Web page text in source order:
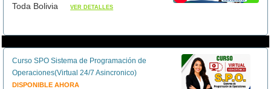
Toda BoliviaVER DETALLES
Curso SPO Sistema de Programación de
Operaciones(Virtual 24/7 Asincronico)
DISPONIBLE AHORA